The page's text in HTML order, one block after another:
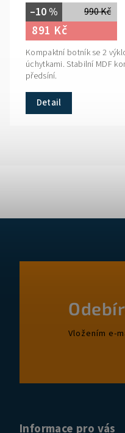
990 Kč
–10 %
891 Kč
Detail
Kompaktní botník se 2
úchytkami. Stabilní MDF
předsíní.
Vložením e-
Informace pro vás